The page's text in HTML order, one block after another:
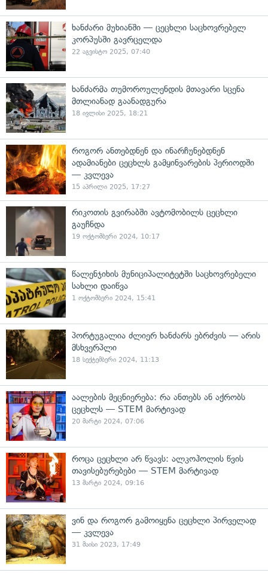
ხანძარი მუხიანში — ცეცხლი საცხოვრებელ
კორპუსში გავრცელდა
22 აგვისტო 2025, 07:40
ხანძარმა თუმოროულენდის მთავარი სცენა
მთლიანად გაანადგურა
18 ივლისი 2025, 18:21
როგორ ანთებდნენ და ინარჩუნებდნენ
ადამიანები ცეცხლს გამყინვარების პერიოდში
— კვლევა
15 აპრილი 2025, 17:27
რიკოთის გვირაბში ავტომობილს ცეცხლი
გაუჩნდა
19 ოქტომბერი 2024, 10:17
წალენჯიხის მუნიციპალიტეტში საცხოვრებელი
სახლი დაიწვა
1 ოქტომბერი 2024, 15:41
პორტუგალია ძლიერ ხანძარს ებრძვის — არის
მსხვერპლი
18 სექტემბერი 2024, 11:13
აალების მეცნიერება: რა ანთებს ან აქრობს
ცეცხლს — STEM მარტივად
20 მარტი 2024, 07:06
როცა ცეცხლი არ წვავს: ალკოჰოლის წვის
თავისებურებები — STEM მარტივად
13 მარტი 2024, 09:16
ვინ და როგორ გამოიყენა ცეცხლი პირველად
— კვლევა
31 მაისი 2023, 17:49